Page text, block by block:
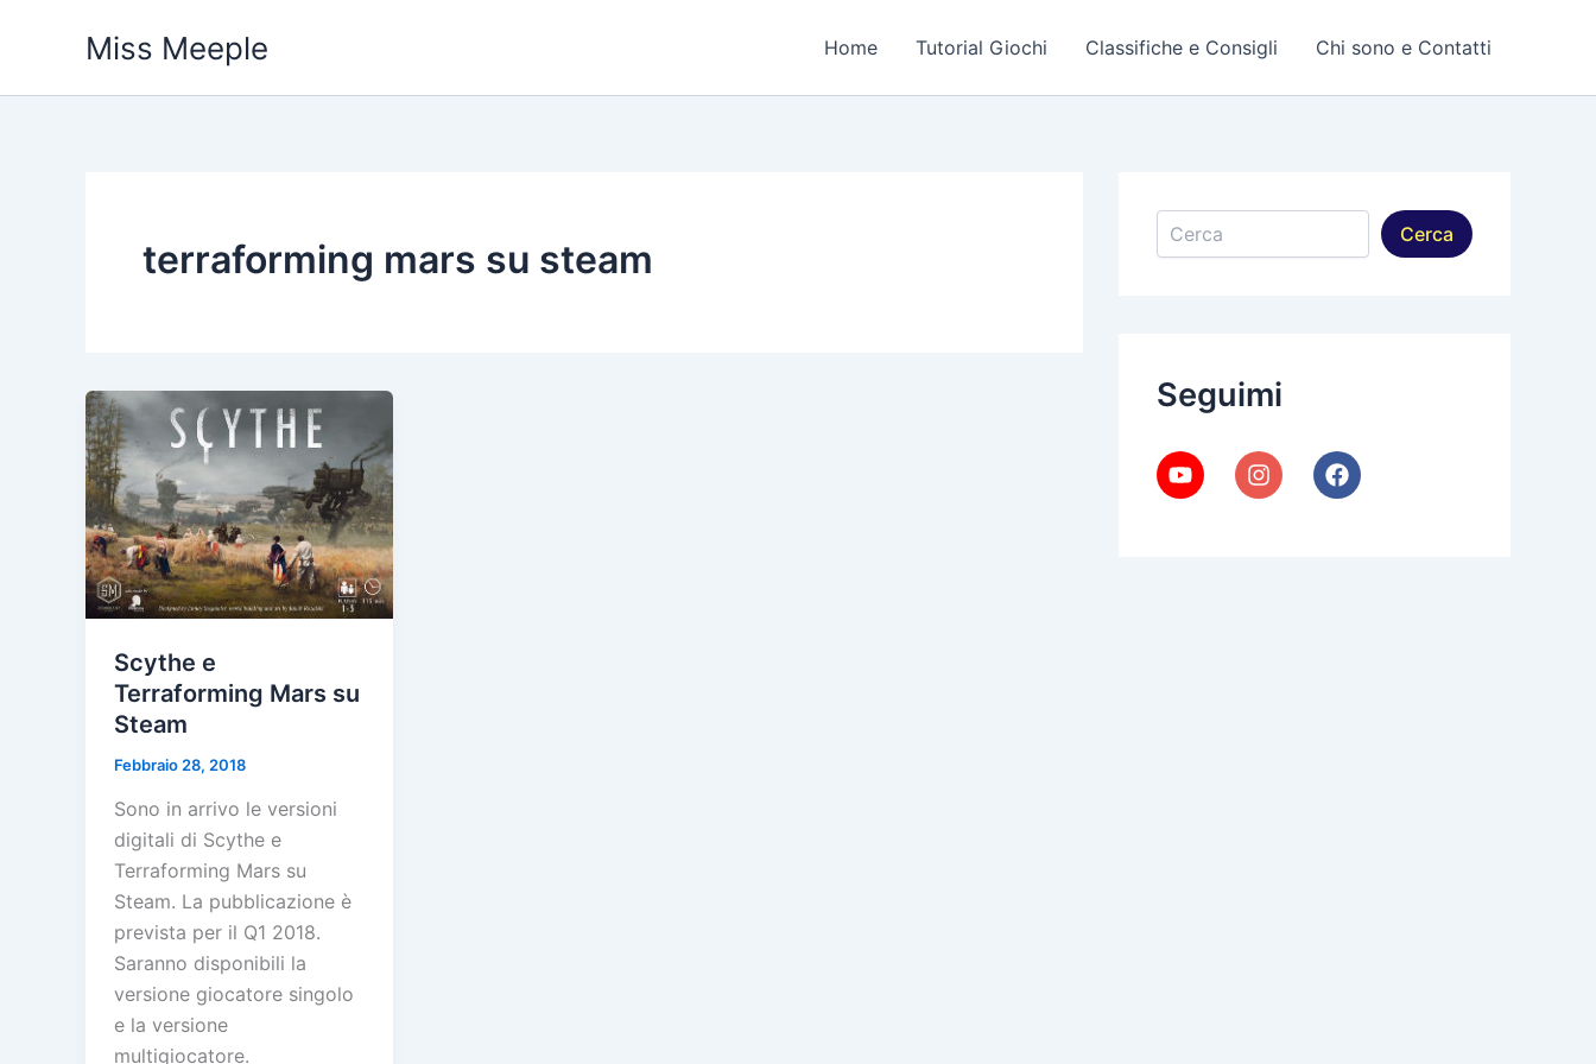
Miss Meeple Home Tutorial Giochi Classifiche e Consigli Chi sono e Contatti
terraforming mars su steam
Scythe e
Terraforming Mars su
Steam
Febbraio 28, 2018
Sono in arrivo le versioni
digitali di Scythe e
Terraforming Mars su
Steam. La pubblicazione è
prevista per il Q1 2018.
Saranno disponibili la
versione giocatore singolo
e la versione
multigiocatore.
Cerca
Cerca
Seguimi